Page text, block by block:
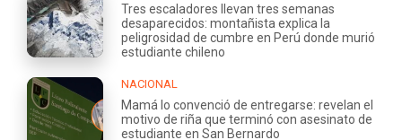
Tres escaladores llevan tres semanas
desaparecidos: montañista explica la
peligrosidad de cumbre en Perú donde murió
estudiante chileno
NACIONAL
Mamá lo convenció de entregarse: revelan el
motivo de riña que terminó con asesinato de
estudiante en San Bernardo